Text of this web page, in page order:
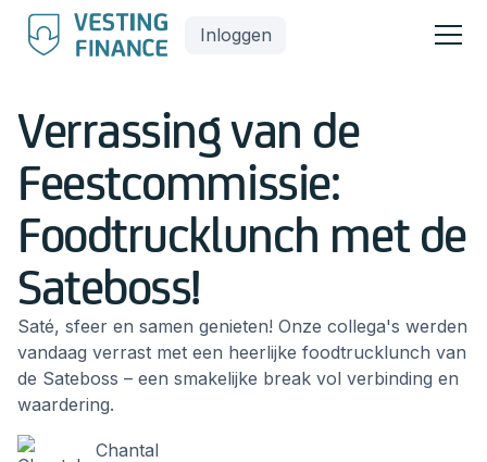
Inloggen
Verrassing van de
Feestcommissie:
Foodtrucklunch met de
Sateboss!
Saté, sfeer en samen genieten! Onze collega's werden
vandaag verrast met een heerlijke foodtrucklunch van
de Sateboss – een smakelijke break vol verbinding en
waardering.
Chantal